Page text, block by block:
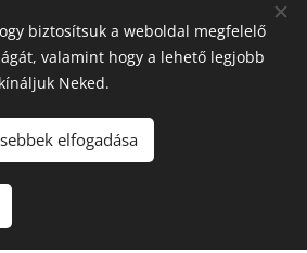
biztosítsuk a weboldal megfelelő
valamint hogy a lehető legjobb
Neked.
elfogadása